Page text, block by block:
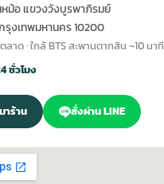
หม้อ แขวงวังบูรพาภิรมย์
รุงเทพมหานคร 10200
าด · ใกล้ BTS สะพานตากสิน ~10 นาที
ชั่วโมง
าร้าน สั่งผ่าน LINE